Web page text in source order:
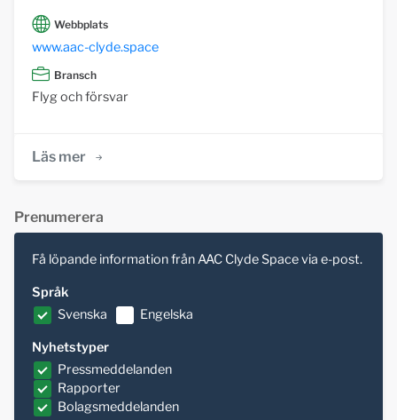
Webbplats
www.aac-clyde.space
Bransch
Flyg och försvar
Läs mer
Prenumerera
Få löpande information från AAC Clyde Space via e-post.
Språk
Svenska
Engelska
Nyhetstyper
Pressmeddelanden
Rapporter
Bolagsmeddelanden